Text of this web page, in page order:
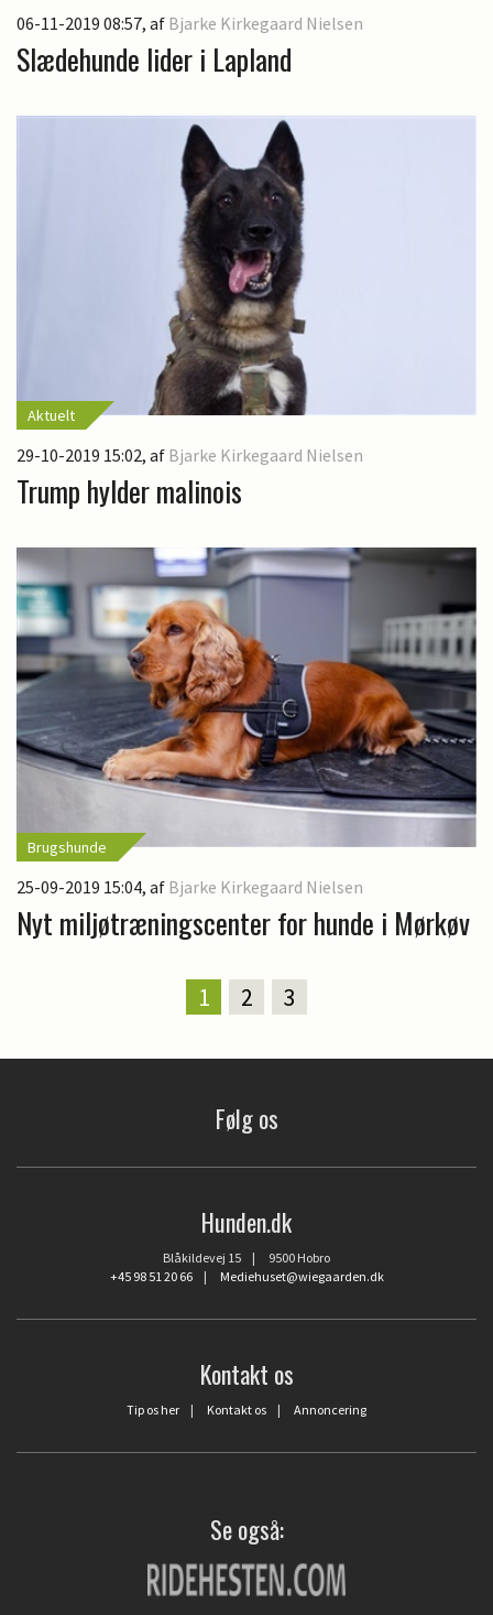
06-11-2019 08:57, af Bjarke Kirkegaard Nielsen
Slædehunde lider i Lapland
Aktuelt
29-10-2019 15:02, af Bjarke Kirkegaard Nielsen
Trump hylder malinois
Brugshunde
25-09-2019 15:04, af Bjarke Kirkegaard Nielsen
Nyt miljøtræningscenter for hunde i Mørkøv
1 2 3
Følg os
Hunden.dk
Blåkildevej 15 | 9500 Hobro
+45 98 51 20 66| Mediehuset@wiegaarden.dk
Kontakt os
Tip os her | Kontakt os | Annoncering
Se også: